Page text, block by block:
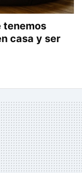
tenemos
casa y ser